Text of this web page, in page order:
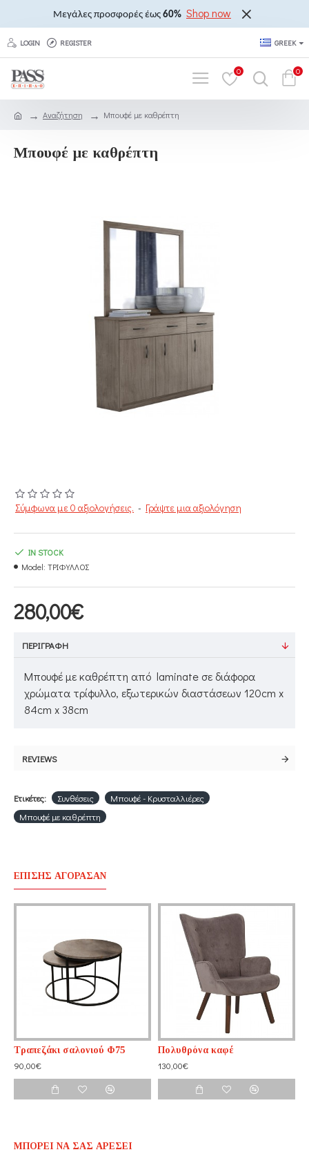
Μεγάλες προσφορές έως 60% Shop now
LOGIN REGISTER GREEK
0 0
Αναζήτηση Μπουφέ με καθρέπτη
Μπουφέ με καθρέπτη
Σύμφωνα με 0 αξιολογήσεις. - Γράψτε μια αξιολόγηση
280,00€
IN STOCK
Model: ΤΡΙΦΥΛΛΟΣ
ΠΕΡΙΓΡΑΦΉ
Μπουφέ με καθρέπτη από laminate σε διάφορα
χρώματα τρίφυλλο, εξωτερικών διαστάσεων 120cm x
84cm x 38cm
REVIEWS
Ετικέτες: Συνθέσεις
Μπουφέ - Κρυσταλλιέρες
Μπουφέ με καθρέπτη
ΕΠΊΣΗΣ ΑΓΌΡΑΣΑΝ
Τραπεζάκι σαλονιού Φ75
90,00€
Πολυθρόνα καφέ
130,00€
ΜΠΟΡΕΊ ΝΑ ΣΑΣ ΑΡΈΣΕΙ